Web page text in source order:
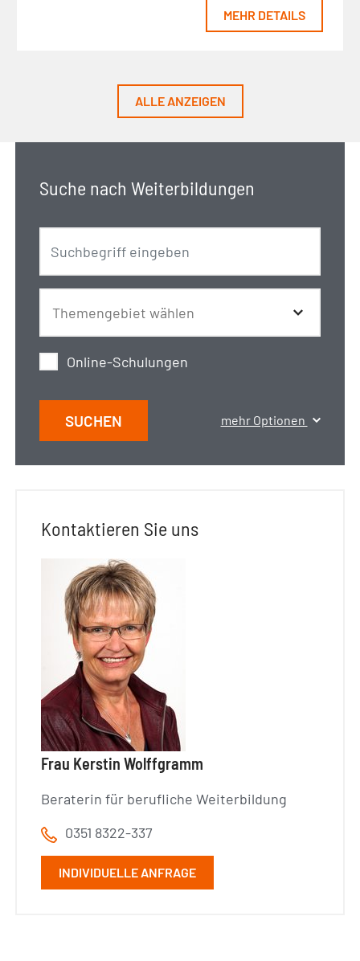
MEHR DETAILS
ALLE ANZEIGEN
Suche nach Weiterbildungen
Online-Schulungen
SUCHEN mehr Optionen
Kontaktieren Sie uns
Frau Kerstin Wolffgramm
Beraterin für berufliche Weiterbildung
0351 8322-337
INDIVIDUELLE ANFRAGE